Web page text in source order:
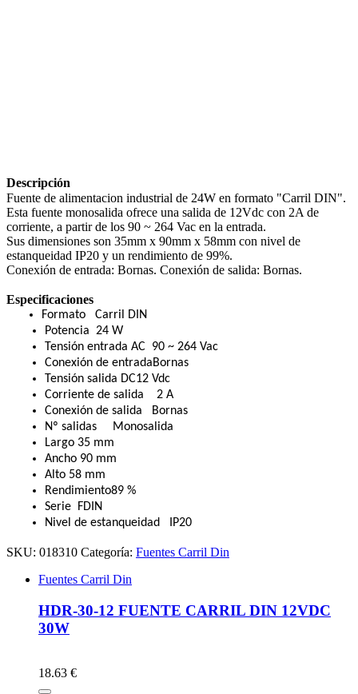
Descripción
Fuente de alimentacion industrial de 24W en formato "Carril DIN".
Esta fuente monosalida ofrece una salida de 12Vdc con 2A de
corriente, a partir de los 90 ~ 264 Vac en la entrada.
Sus dimensiones son 35mm x 90mm x 58mm con nivel de
estanqueidad IP20 y un rendimiento de 99%.
Conexión de entrada: Bornas. Conexión de salida: Bornas.
Especificaciones
Formato Carril DIN
Potencia 24 W
Tensión entrada AC 90 ~ 264 Vac
Conexión de entradaBornas
Tensión salida DC12 Vdc
Corriente de salida 2 A
Conexión de salida Bornas
Nº salidas Monosalida
Largo 35 mm
Ancho 90 mm
Alto 58 mm
Rendimiento89 %
Serie FDIN
Nivel de estanqueidad IP20
SKU: 018310 Categoría: Fuentes Carril Din
Fuentes Carril Din
HDR-30-12 FUENTE CARRIL DIN 12VDC
30W
18.63 €